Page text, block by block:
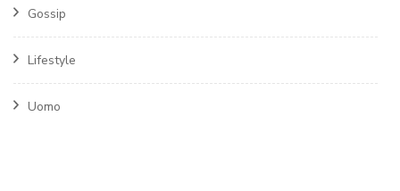
Gossip
Lifestyle
Uomo